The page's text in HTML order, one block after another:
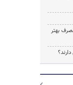
بهتر